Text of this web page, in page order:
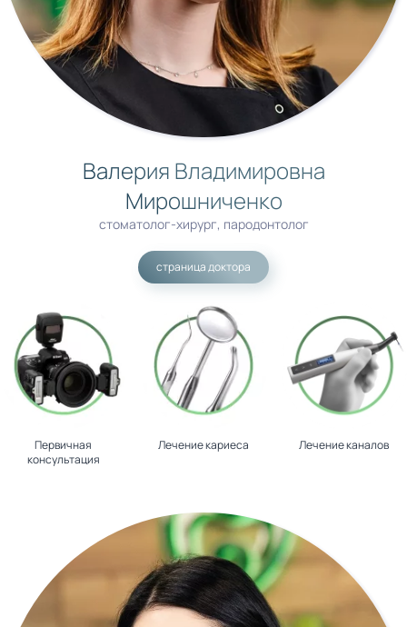
Валерия Владимировна
Мирошниченко
стоматолог-хирург, пародонтолог
страница доктора
Первичная
консультация
Лечение кариеса Лечение каналов